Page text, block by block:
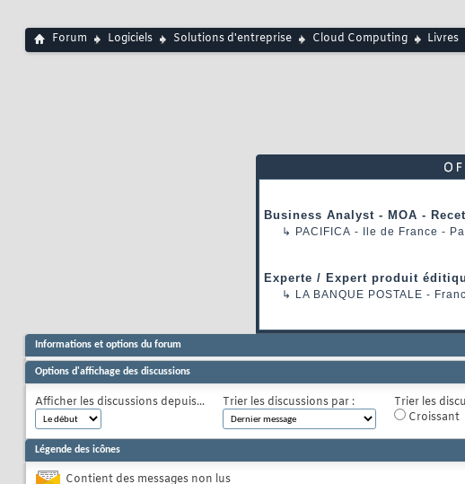
Forum Logiciels Solutions d'entreprise Cloud Computing Livres
Business Analyst - MOA -
↳ PACIFICA - Ile de France -
Experte / Expert produit
↳ LA BANQUE POSTALE -
Informations et options du forum
Options d'affichage des discussions
Afficher les discussions depuis... Trier les discussions par :
Trier les
Croissant
Légende des icônes
Contient des messages non lus